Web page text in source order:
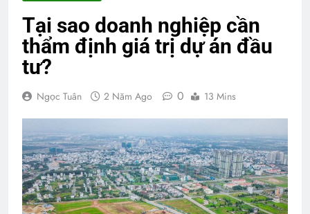
Tại sao doanh nghiệp cần
thẩm định giá trị dự án đầu
tư?
Ngọc Tuân 2 Năm Ago 0 13 Mins